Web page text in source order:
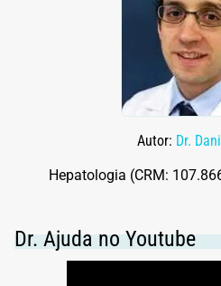
Autor: Dr.
Hepatologia (CRM:
Dr. Ajuda no Youtube